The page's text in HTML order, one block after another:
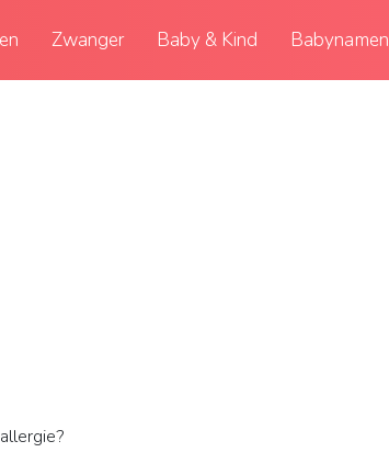
Zwanger Baby & Kind Babynamen